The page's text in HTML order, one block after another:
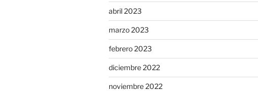
abril 2023
marzo 2023
febrero 2023
diciembre 2022
noviembre 2022